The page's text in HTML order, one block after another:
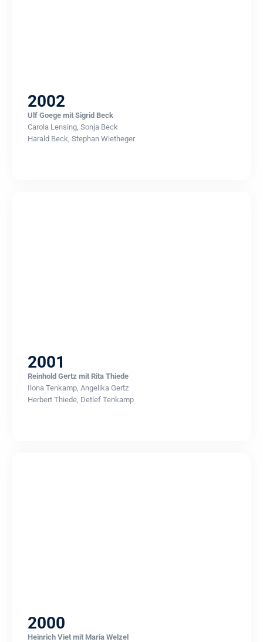
2002
Ulf Goege mit Sigrid Beck
Carola Lensing, Sonja Beck
Harald Beck, Stephan Wietheger
2001
Reinhold Gertz mit Rita Thiede
Ilona Tenkamp, Angelika Gertz
Herbert Thiede, Detlef Tenkamp
2000
Heinrich Viet mit Maria Welzel